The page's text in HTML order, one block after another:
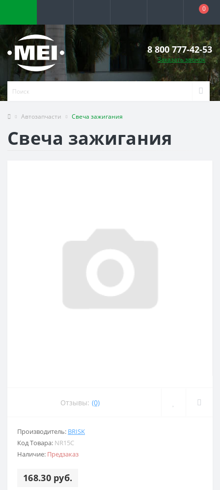
0
8 800 777-42-53
Заказать звонок
Автозапчасти Свеча зажигания
Свеча зажигания
Отзывы: (0)
Производитель: BRISK
Код Товара: NR15C
Наличие: Предзаказ
168.30 руб.